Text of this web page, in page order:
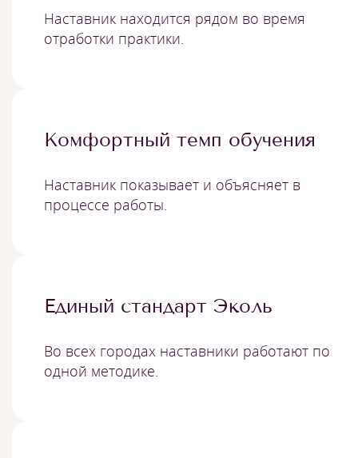
Наставник находится рядом во время
отработки практики.
Комфортный темп обучения
Наставник показывает и объясняет в
процессе работы.
Единый стандарт Эколь
Во всех городах наставники работают по
одной методике.